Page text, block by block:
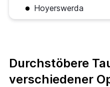
Hoyerswerda
Durchstöbere
verschiedener